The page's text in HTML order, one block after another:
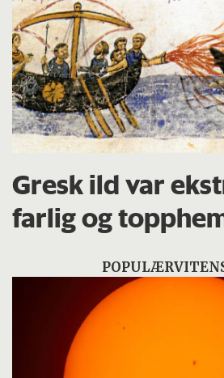
Gresk ild var
farlig og